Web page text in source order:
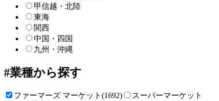
甲信越・北陸
東海
関西
中国・四国
九州・沖縄
業種から探す
ファーマーズ マーケット(1692)
スーパーマーケット